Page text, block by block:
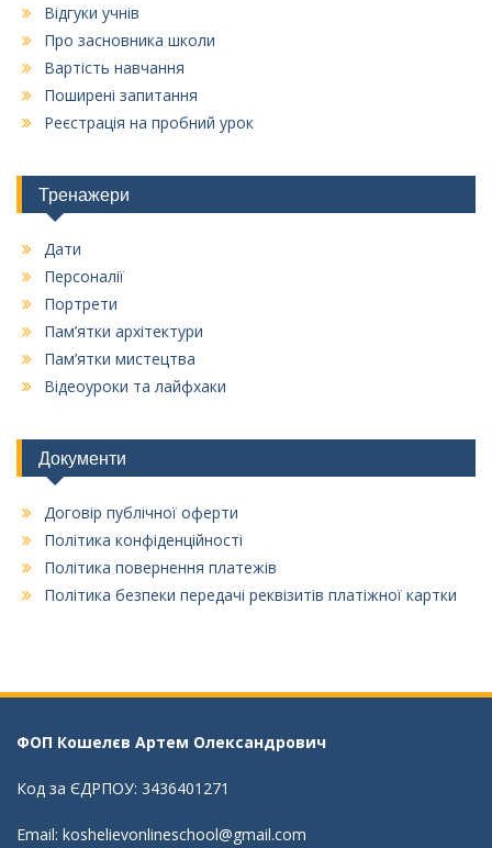
Відгуки учнів
Про засновника школи
Вартість навчання
Поширені запитання
Реєстрація на пробний урок
Тренажери
Дати
Персоналії
Портрети
Пам’ятки архітектури
Пам’ятки мистецтва
Відеоуроки та лайфхаки
Документи
Договір публічної оферти
Політика конфіденційності
Політика повернення платежів
Політика безпеки передачі реквізитів платіжної картки
ФОП Кошелєв Aртем Олександрович
Код за ЄДРПОУ: 3436401271
Email: koshelievonlineschool@gmail.com